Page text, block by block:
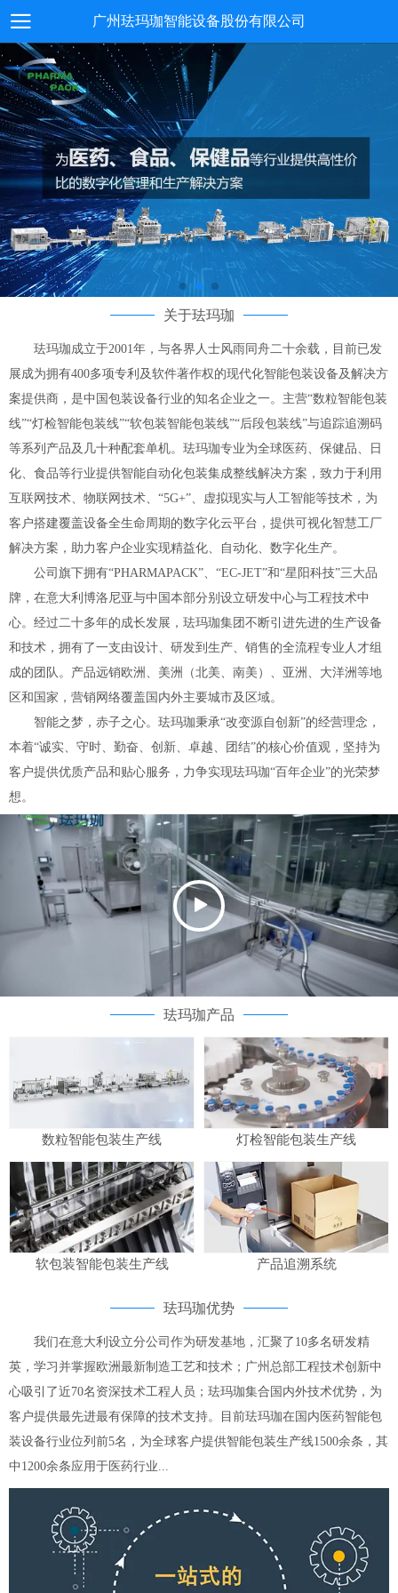
广州珐玛珈智能设备股份有限公司
关于珐玛珈
珐玛珈成立于2001年，与各界人士风雨同舟二十余载，目前已发
展成为拥有400多项专利及软件著作权的现代化智能包装设备及解决方
案提供商，是中国包装设备行业的知名企业之一。主营“数粒智能包装
线”“灯检智能包装线”“软包装智能包装线”“后段包装线”与追踪追溯码
等系列产品及几十种配套单机。珐玛珈专业为全球医药、保健品、日
化、食品等行业提供智能自动化包装集成整线解决方案，致力于利用
互联网技术、物联网技术、“5G+”、虚拟现实与人工智能等技术，为
客户搭建覆盖设备全生命周期的数字化云平台，提供可视化智慧工厂
解决方案，助力客户企业实现精益化、自动化、数字化生产。
公司旗下拥有“PHARMAPACK”、“EC-JET”和“星阳科技”三大品
牌，在意大利博洛尼亚与中国本部分别设立研发中心与工程技术中
心。经过二十多年的成长发展，珐玛珈集团不断引进先进的生产设备
和技术，拥有了一支由设计、研发到生产、销售的全流程专业人才组
成的团队。产品远销欧洲、美洲（北美、南美）、亚洲、大洋洲等地
区和国家，营销网络覆盖国内外主要城市及区域。
智能之梦，赤子之心。珐玛珈秉承“改变源自创新”的经营理念，
本着“诚实、守时、勤奋、创新、卓越、团结”的核心价值观，坚持为
客户提供优质产品和贴心服务，力争实现珐玛珈“百年企业”的光荣梦
想。
珐玛珈产品
数粒智能包装生产线 灯检智能包装生产线
软包装智能包装生产线 产品追溯系统
珐玛珈优势
我们在意大利设立分公司作为研发基地，汇聚了10多名研发精
英，学习并掌握欧洲最新制造工艺和技术；广州总部工程技术创新中
心吸引了近70名资深技术工程人员；珐玛珈集合国内外技术优势，为
客户提供最先进最有保障的技术支持。目前珐玛珈在国内医药智能包
装设备行业位列前5名，为全球客户提供智能包装生产线1500余条，其
中1200余条应用于医药行业...